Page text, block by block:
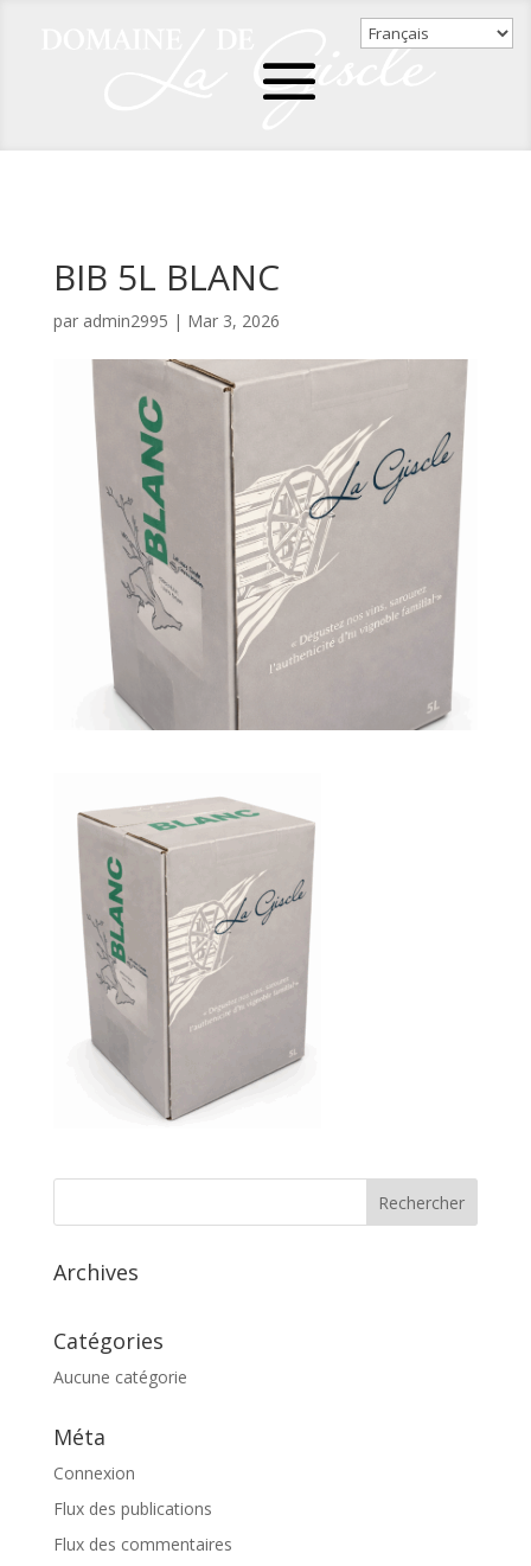
BIB 5L BLANC
par admin2995 | Mar 3, 2026
Archives
Catégories
Aucune catégorie
Méta
Connexion
Flux des publications
Flux des commentaires